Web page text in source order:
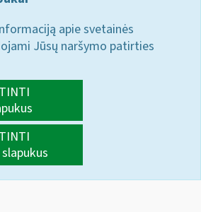
apie svetainės
Jūsų naršymo patirties